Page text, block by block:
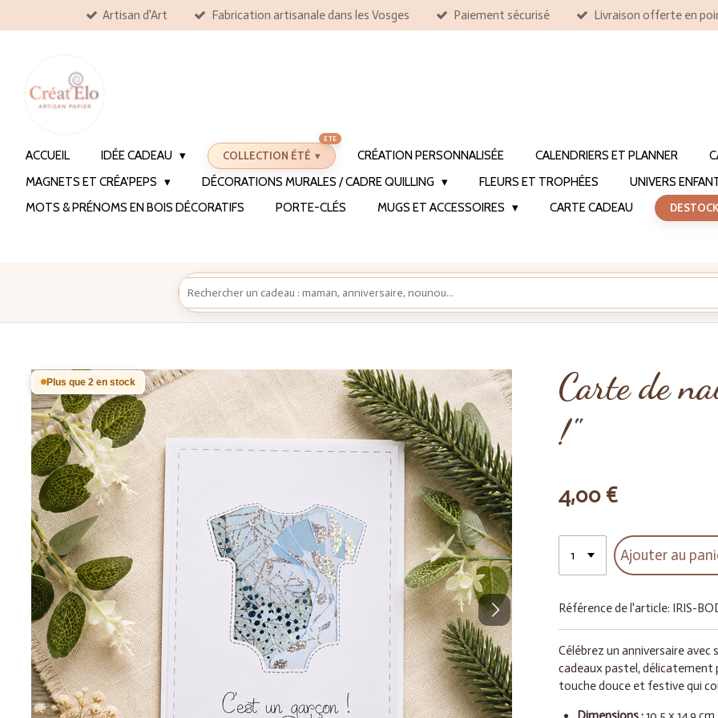
au
Artisan d'Art Fabrication artisanale dans les Vosges Paiement sécurisé Livraison offerte en
ACCUEIL IDÉE CADEAU COLLECTION ÉTÉ CRÉATION PERSONNALISÉE CALENDRIERS ET PLANNER
MAGNETS ET CRÉA'PEPS
DÉCORATIONS MURALES / CADRE QUILLING FLEURS ET TROPHÉES
UNIVERS
MOTS & PRÉNOMS EN BOIS DÉCORATIFS
PORTE-CLÉS MUGS ET ACCESSOIRES CARTE CADEAU
Carte de
!"
Plus que 2 en stock
4,00 €
Ajouter au
Référence de l'article: IRIS-
Célébrez un anniversaire
cadeaux pastel, délicatement
touche douce et festive qui